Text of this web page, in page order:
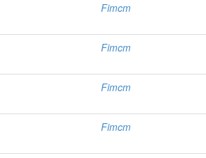
Fimcm
Fimcm
Fimcm
Fimcm